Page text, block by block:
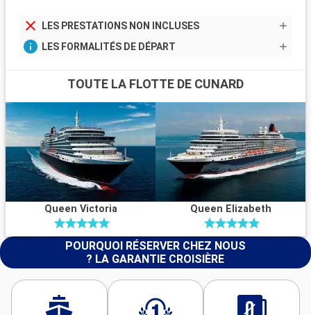
LES PRESTATIONS NON INCLUSES
LES FORMALITÉS DE DÉPART
TOUTE LA FLOTTE DE CUNARD
Queen Victoria Queen Elizabeth
POURQUOI RÉSERVER CHEZ NOUS
? LA GARANTIE CROISIÈRE